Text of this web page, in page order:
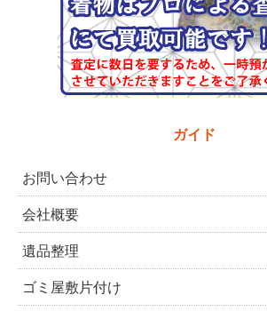
ガイド
お問い合わせ
会社概要
遺品整理
ゴミ屋敷片付け